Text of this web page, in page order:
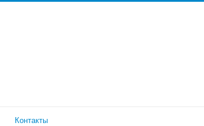
Контакты